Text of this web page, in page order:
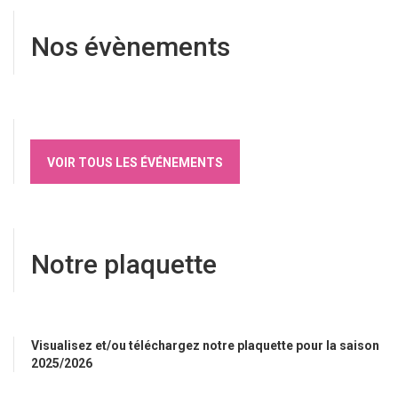
Nos évènements
VOIR TOUS LES ÉVÉNEMENTS
Notre plaquette
Visualisez et/ou téléchargez notre plaquette pour la saison
2025/2026